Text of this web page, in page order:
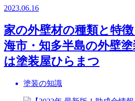
2023.06.16
家の外壁材の種類と特
海市・知多半島の外壁
は塗装屋ひらまつ
塗装の知識